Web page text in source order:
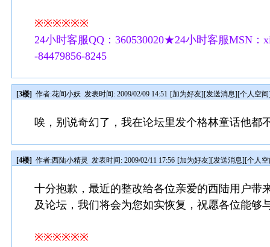
※※※※※※
24小时客服QQ：360530020★24小时客服MSN
-84479856-8245
[3楼] 作者:花间小妖 发表时间: 2009/02/09 14:51 [加为好友][发送消息][个人空间
唉，别说奇幻了，我在论坛里发个格林童话他都
[4楼] 作者:西陆小精灵 发表时间: 2009/02/11 17:56 [加为好友][发送消息][个人
十分抱歉，最近的整改给各位亲爱的西陆用户带
及论坛，我们将会为您如实恢复，祝愿各位能够
※※※※※※